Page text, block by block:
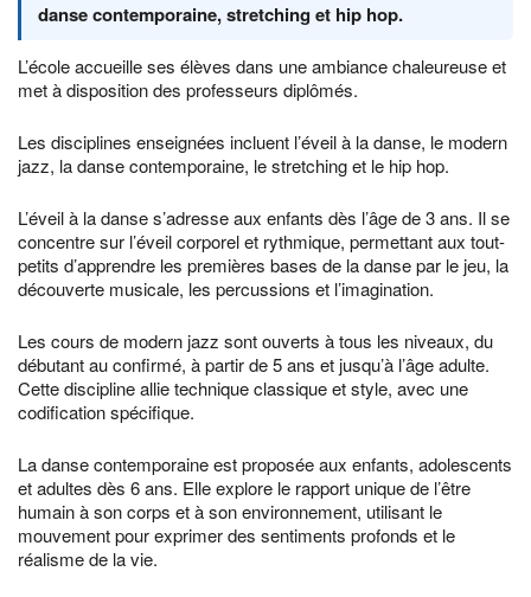
danse contemporaine, stretching et hip hop.
L’école accueille ses élèves dans une ambiance chaleureuse et
met à disposition des professeurs diplômés.
Les disciplines enseignées incluent l’éveil à la danse, le modern
jazz, la danse contemporaine, le stretching et le hip hop.
L’éveil à la danse s’adresse aux enfants dès l’âge de 3 ans. Il se
concentre sur l’éveil corporel et rythmique, permettant aux tout-
petits d’apprendre les premières bases de la danse par le jeu, la
découverte musicale, les percussions et l’imagination.
Les cours de modern jazz sont ouverts à tous les niveaux, du
débutant au confirmé, à partir de 5 ans et jusqu’à l’âge adulte.
Cette discipline allie technique classique et style, avec une
codification spécifique.
La danse contemporaine est proposée aux enfants, adolescents
et adultes dès 6 ans. Elle explore le rapport unique de l’être
humain à son corps et à son environnement, utilisant le
mouvement pour exprimer des sentiments profonds et le
réalisme de la vie.